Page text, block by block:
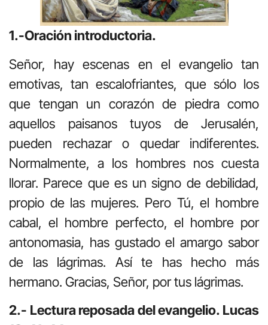
1.-Oración introductoria.
Señor, hay escenas en el evangelio tan
emotivas, tan escalofriantes, que sólo los
que tengan un corazón de piedra como
aquellos paisanos tuyos de Jerusalén,
pueden rechazar o quedar indiferentes.
Normalmente, a los hombres nos cuesta
llorar. Parece que es un signo de debilidad,
propio de las mujeres. Pero Tú, el hombre
cabal, el hombre perfecto, el hombre por
antonomasia, has gustado el amargo sabor
de las lágrimas. Así te has hecho más
hermano. Gracias, Señor, por tus lágrimas.
2.- Lectura reposada del evangelio. Lucas